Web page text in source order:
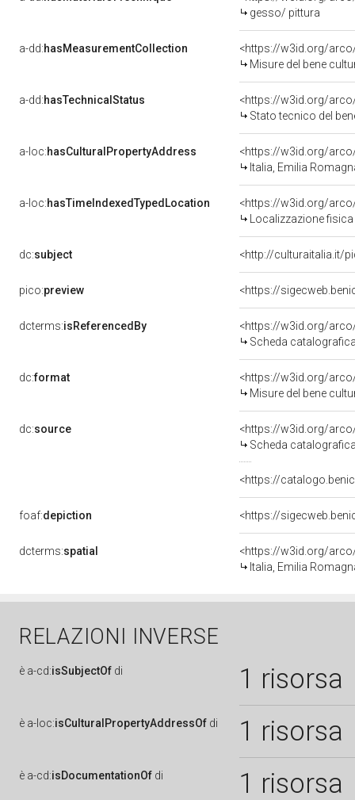
gesso/ pittura
a-dd:hasMeasurementCollection
<https://w3id.org/
Misure del bene
a-dd:hasTechnicalStatus
<https://w3id.org/
Stato tecnico del
a-loc:hasCulturalPropertyAddress
<https://w3id.org/
Italia, Emilia
a-loc:hasTimeIndexedTypedLocation
<https://w3id.org/
Localizzazione
dc:subject <http://culturaitalia.it/
pico:preview <https://
dcterms:isReferencedBy
<https://w3id.org/
Scheda
dc:format
<https://w3id.org/
Misure del bene
dc:source
<https://w3id.org/
Scheda
<https://
foaf:depiction <https://
dcterms:spatial
<https://w3id.org/
Italia, Emilia
RELAZIONI INVERSE
è a-cd:isSubjectOf di 1 risorsa
è a-loc:isCulturalPropertyAddressOf di 1 risorsa
è a-cd:isDocumentationOf di 1 risorsa